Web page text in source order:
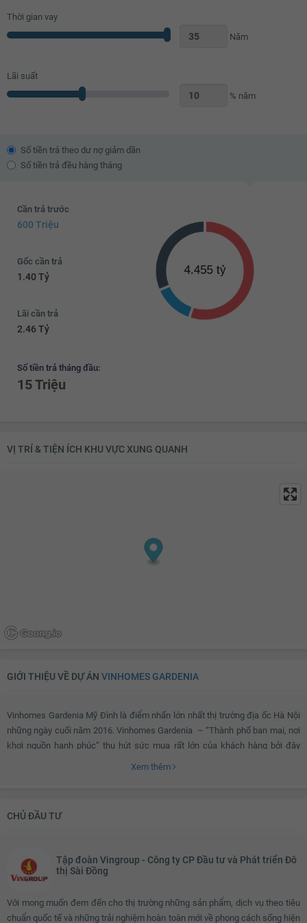
Thời gian vay
Năm
Lãi suất
% năm
Số tiền trả theo dư nợ giảm dần
Số tiền trả đều hàng tháng
Cần trả trước
600 Triệu
Gốc cần trả
1.40 Tỷ
Lãi cần trả
2.46 Tỷ
Số tiền trả tháng đầu:
15 Triệu
VỊ TRÍ & TIỆN ÍCH KHU VỰC XUNG QUANH
GIỚI THIỆU VỀ DỰ ÁN VINHOMES GARDENIA
Vinhomes Gardenia Mỹ Đình là điểm nhấn lớn nhất thị trường địa ốc Hà Nội
những ngày cuối năm 2016. Vinhomes Gardenia – “Thành phố ban mai, nơi
khơi nguồn hạnh phúc” thu hút sức mua rất lớn của khách hàng bởi đây
hạnh phúc. Tọa lạc khu vực đắc địa được ví như “trái tim của Thăng Long
rồng vàng”, dự án là biểu tượng cảnh quan mới nơi cửa ngõ phía Tây Hà Nội
Xem thêm
CHỦ ĐẦU TƯ
Tập đoàn Vingroup - Công ty CP Đầu tư và Phát triển Đô
thị Sài Đồng
Với mong muốn đem đến cho thị trường những sản phẩm, dịch vụ theo tiêu
chuẩn quốc tế và những trải nghiệm hoàn toàn mới về phong cách sống hiện